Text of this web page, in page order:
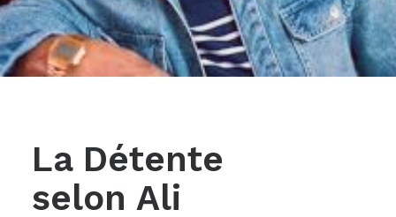
La Détente
selon Ali